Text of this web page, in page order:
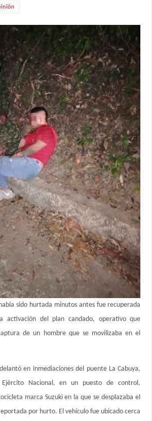
sido hurtada minutos antes fue recuperada
activación del plan candado, operativo que
de un hombre que se movilizaba en el
en inmediaciones del puente La Cabuya,
Nacional, en un puesto de control,
marca Suzuki en la que se desplazaba el
por hurto. El vehículo fue ubicado cerca